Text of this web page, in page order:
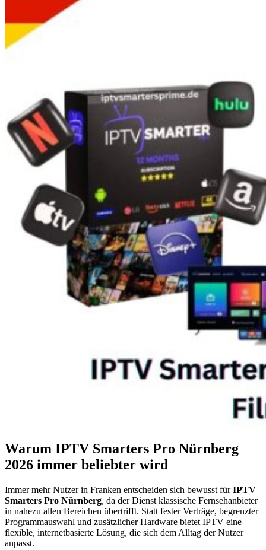
Warum IPTV Smarters Pro Nürnberg
2026 immer beliebter wird
Immer mehr Nutzer in Franken entscheiden sich bewusst fürIPTV
Smarters Pro Nürnberg, da der Dienst klassische Fernsehanbieter
in nahezu allen Bereichen übertrifft. Statt fester Verträge, begrenzter
Programmauswahl und zusätzlicher Hardware bietet IPTV eine
flexible, internetbasierte Lösung, die sich dem Alltag der Nutzer
anpasst.